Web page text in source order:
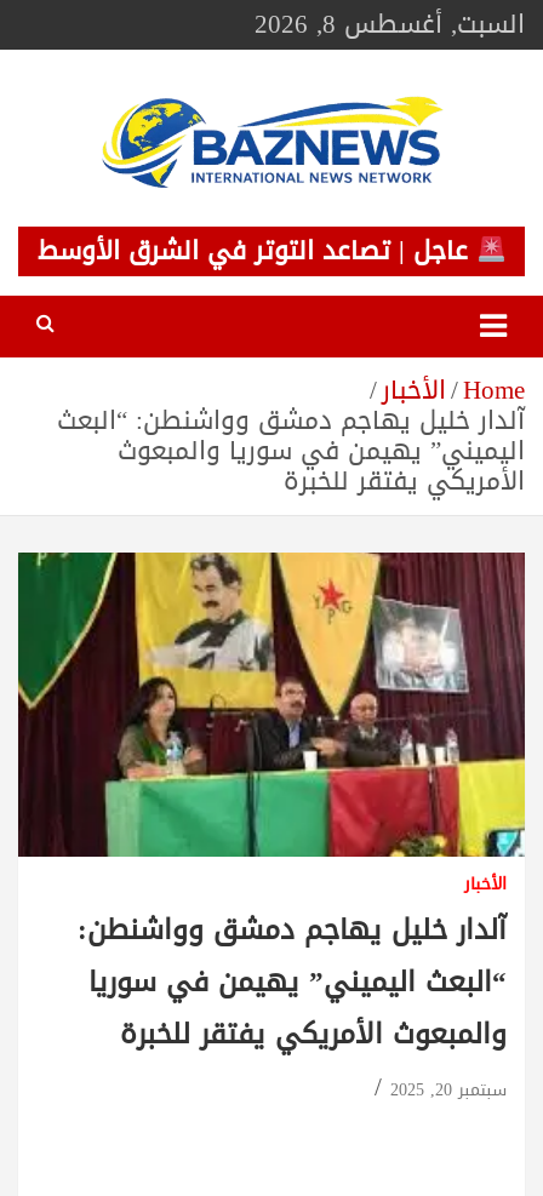
Skip
toالسبت, أغسطس 8, 2026
BAZNEWS
شبكة باز الإخبارية
عاجل | تصاعد التوتر في الشرق الأوسط
Home الأخبار
آلدار خليل يهاجم دمشق وواشنطن: “البعث
اليميني” يهيمن في سوريا والمبعوث
الأمريكي يفتقر للخبرة
الأخبار
آلدار خليل يهاجم دمشق وواشنطن:
“البعث اليميني” يهيمن في سوريا
والمبعوث الأمريكي يفتقر للخبرة
سبتمبر 20, 2025